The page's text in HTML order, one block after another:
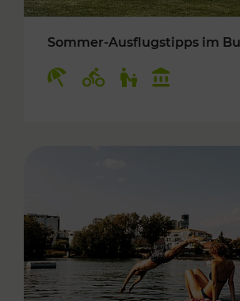
Sommer-Ausflugstipps im